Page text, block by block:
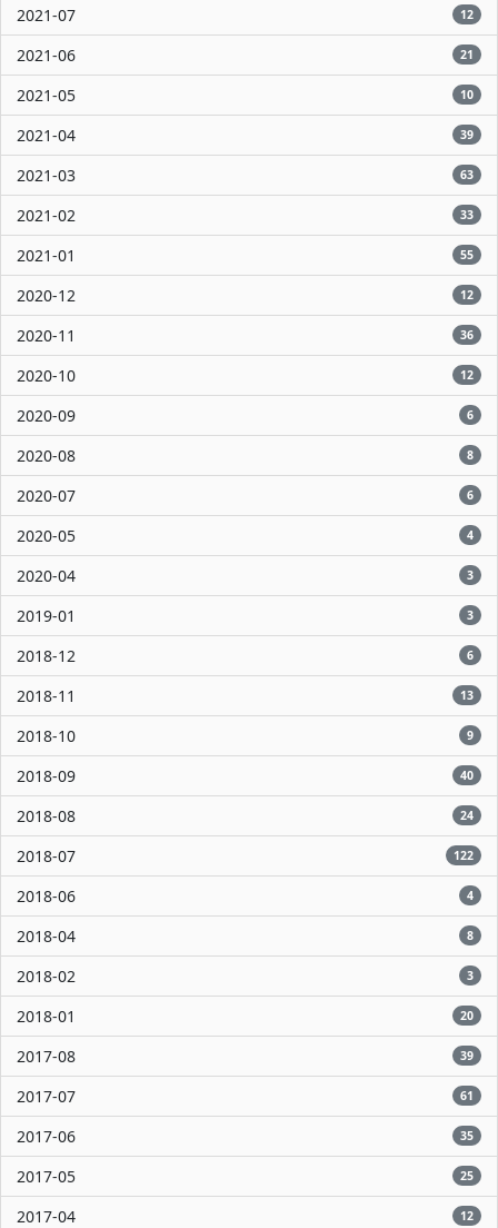
2021-07 12
2021-06 21
2021-05 10
2021-04 39
2021-03 63
2021-02 33
2021-01 55
2020-12 12
2020-11 36
2020-10 12
2020-09 6
2020-08 8
2020-07 6
2020-05 4
2020-04 3
2019-01 3
2018-12 6
2018-11 13
2018-10 9
2018-09 40
2018-08 24
2018-07 122
2018-06 4
2018-04 8
2018-02 3
2018-01 20
2017-08 39
2017-07 61
2017-06 35
2017-05 25
2017-04 12